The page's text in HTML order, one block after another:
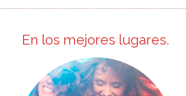
En los mejores lugares.